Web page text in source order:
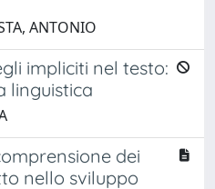
ANTONIO
impliciti nel testo:
linguistica
dei
nello sviluppo